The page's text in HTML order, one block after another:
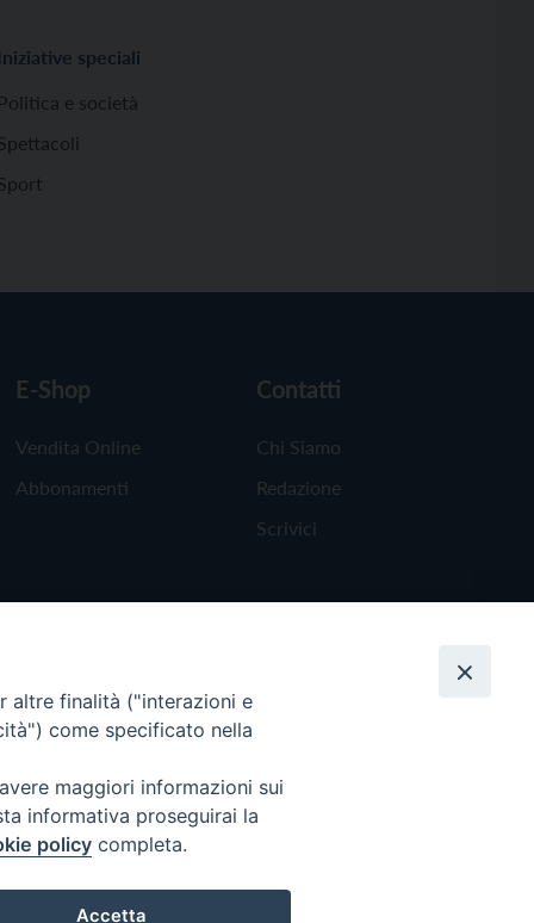
Iniziative speciali
Politica e società
E-Shop
Vendita Online
Abbonamenti
Contatti
Chi Siamo
Redazione
Scrivici
altre finalità ("interazioni e
come specificato nella
maggiori informazioni sui
informativa proseguirai la
policy completa.
Accetta